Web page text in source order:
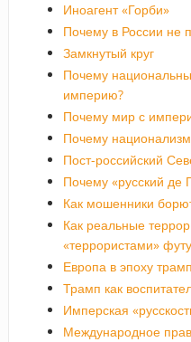
Иноагент «Горби»
Почему в России не
Замкнутый круг
Почему
империю?
Почему мир с
Почему
Пост-российский
Почему «русский де
Как мошенники
Как реальные
«террористами»
Европа в эпоху
Трамп как
Имперская
Международное